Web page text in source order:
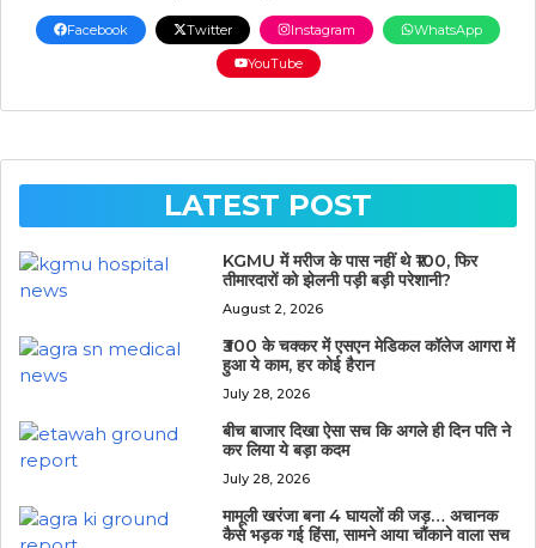
Facebook Twitter Instagram
WhatsApp
YouTube
LATEST POST
KGMU में मरीज के पास नहीं थे ₹100, फिर
तीमारदारों को झेलनी पड़ी बड़ी परेशानी?
August 2, 2026
₹300 के चक्कर में एसएन मेडिकल कॉलेज आगरा में
हुआ ये काम, हर कोई हैरान
July 28, 2026
बीच बाजार दिखा ऐसा सच कि अगले ही दिन पति ने
कर लिया ये बड़ा कदम
July 28, 2026
मामूली खरंजा बना 4 घायलों की जड़… अचानक
कैसे भड़क गई हिंसा, सामने आया चौंकाने वाला सच